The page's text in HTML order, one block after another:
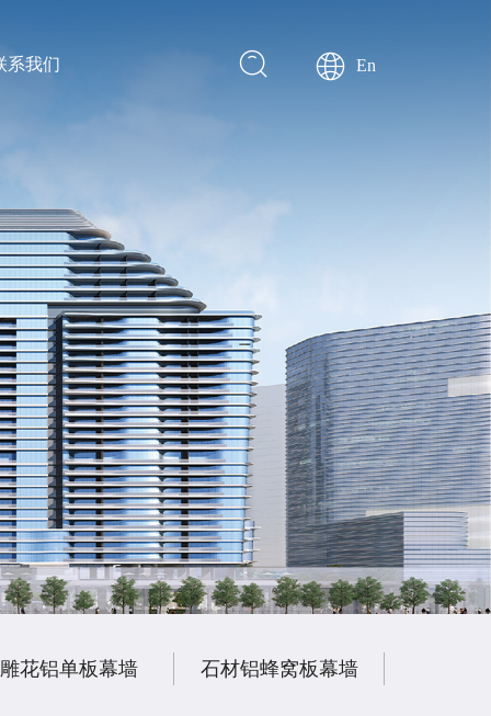
系我们 En
雕花铝单板幕墙 石材铝蜂窝板幕墙